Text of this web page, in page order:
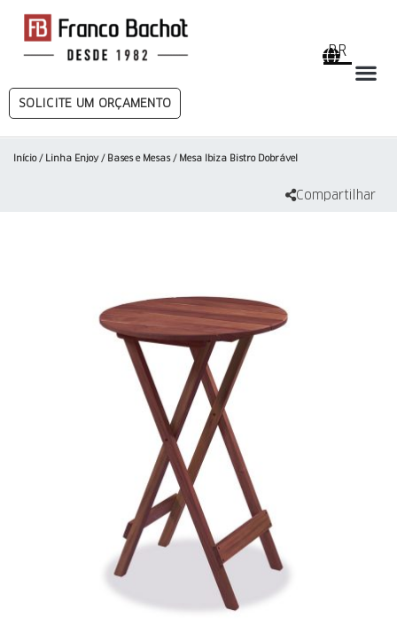
SOLICITE UM ORÇAMENTO
BR
Início/ Linha Enjoy/ Bases e Mesas/ Mesa Ibiza Bistro Dobrável
Compartilhar